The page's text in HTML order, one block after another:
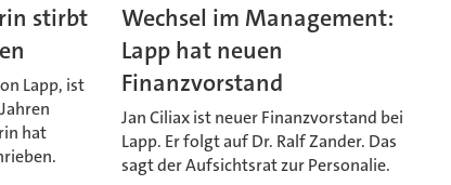
stirbt
Lapp, ist
hat
Wechsel im Management:
Lapp hat neuen
Finanzvorstand
Jan Ciliax ist neuer Finanzvorstand bei
Lapp. Er folgt auf Dr. Ralf Zander. Das
sagt der Aufsichtsrat zur Personalie.